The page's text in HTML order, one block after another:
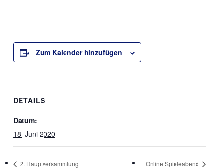
Zum Kalender hinzufügen
DETAILS
Datum:
18. Juni 2020
2. Hauptversammlung Online Spieleabend